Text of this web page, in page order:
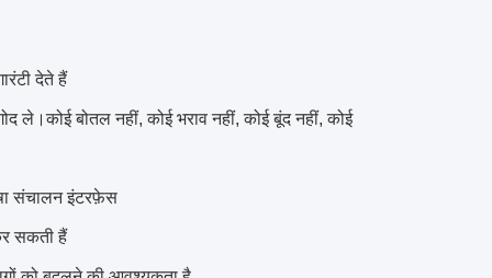
देते हैं
ले।कोई बोतल नहीं, कोई भराव नहीं, कोई बूंद नहीं, कोई
संचालन इंटरफ़ेस
सकती हैं